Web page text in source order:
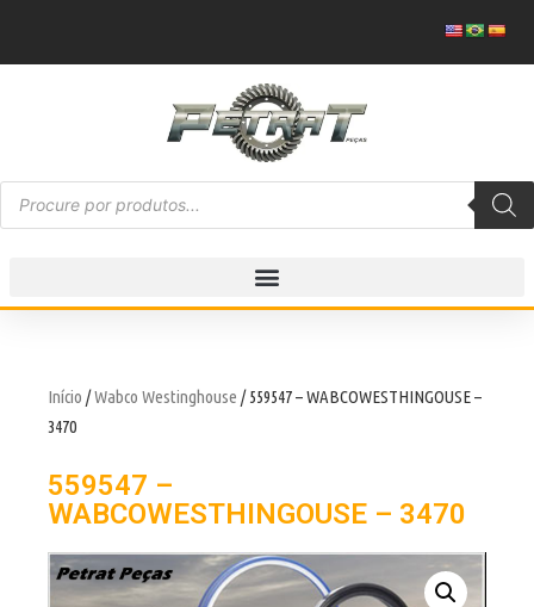
Início /Wabco Westinghouse / 559547 – WABCOWESTHINGOUSE –
3470
559547 –
WABCOWESTHINGOUSE – 3470